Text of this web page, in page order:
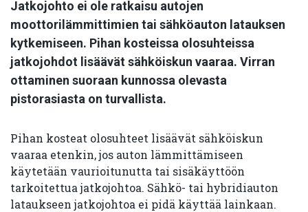
Jatkojohto ei ole ratkaisu autojen
moottorilämmittimien tai sähköauton latauksen
kytkemiseen. Pihan kosteissa olosuhteissa
jatkojohdot lisäävät sähköiskun vaaraa. Virran
ottaminen suoraan kunnossa olevasta
pistorasiasta on turvallista.
Pihan kosteat olosuhteet lisäävät sähköiskun
vaaraa etenkin, jos auton lämmittämiseen
käytetään vaurioitunutta tai sisäkäyttöön
tarkoitettua jatkojohtoa. Sähkö- tai hybridiauton
lataukseen jatkojohtoa ei pidä käyttää lainkaan.